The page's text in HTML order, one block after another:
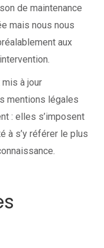
de maintenance
mais nous nous
aux
à jour
mentions légales
: elles s’imposent
à s’y référer le plus